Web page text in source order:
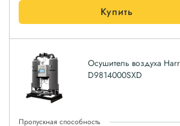
Купить
Осушитель воздуха
D9814000SXD
Пропускная способность